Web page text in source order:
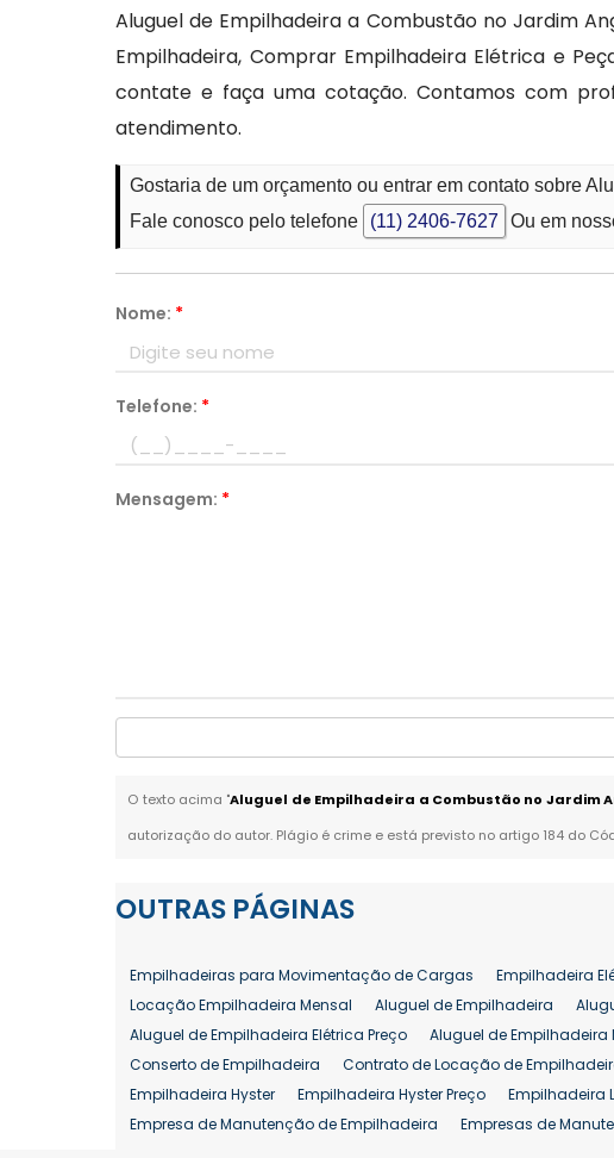
Aluguel de Empilhadeira a Combustão no Jardim
Empilhadeira, Comprar Empilhadeira Elétrica e
contate e faça uma cotação. Contamos com
atendimento.
Gostaria de um orçamento ou entrar em contato sobre
Fale conosco pelo telefone
(11) 2406-7627 Ou em
Nome: *
Telefone: *
Mensagem: *
O texto acima "Aluguel de Empilhadeira a Combustão no Jardim
autorização do autor. Plágio é crime e está previsto no artigo 184 do
OUTRAS PÁGINAS
Empilhadeiras para Movimentação de Cargas Empilhadeira
Locação Empilhadeira Mensal
Aluguel de Empilhadeira
Aluguel de Empilhadeira Elétrica Preço
Aluguel de Empilhadeira
Conserto de Empilhadeira
Contrato de Locação de
Empilhadeira Hyster
Empilhadeira Hyster Preço Empilhadeira
Empresa de Manutenção de Empilhadeira
Empresas de